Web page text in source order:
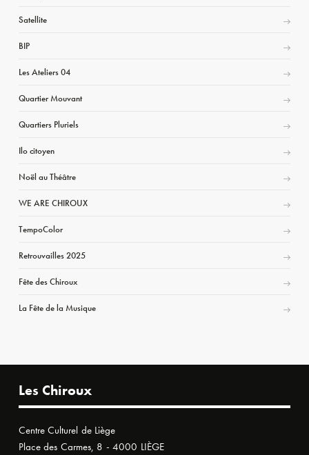
Satellite
BIP
Les Ateliers 04
Quartier Mouvant
Quartiers Pluriels
Ilo citoyen
Noël au Théâtre
WE ARE CHIROUX
TempoColor
Retrouvailles 2025
Fête des Chiroux
La Fête de la Musique
Les Chiroux
Centre Culturel de Liège
Place des Carmes, 8 - 4000 LIÈGE